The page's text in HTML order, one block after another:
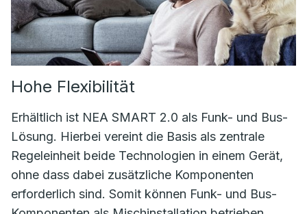
Hohe Flexibilität
Erhältlich ist NEA SMART 2.0 als Funk- und Bus-
Lösung. Hierbei vereint die Basis als zentrale
Regeleinheit beide Technologien in einem Gerät,
ohne dass dabei zusätzliche Komponenten
erforderlich sind. Somit können Funk- und Bus-